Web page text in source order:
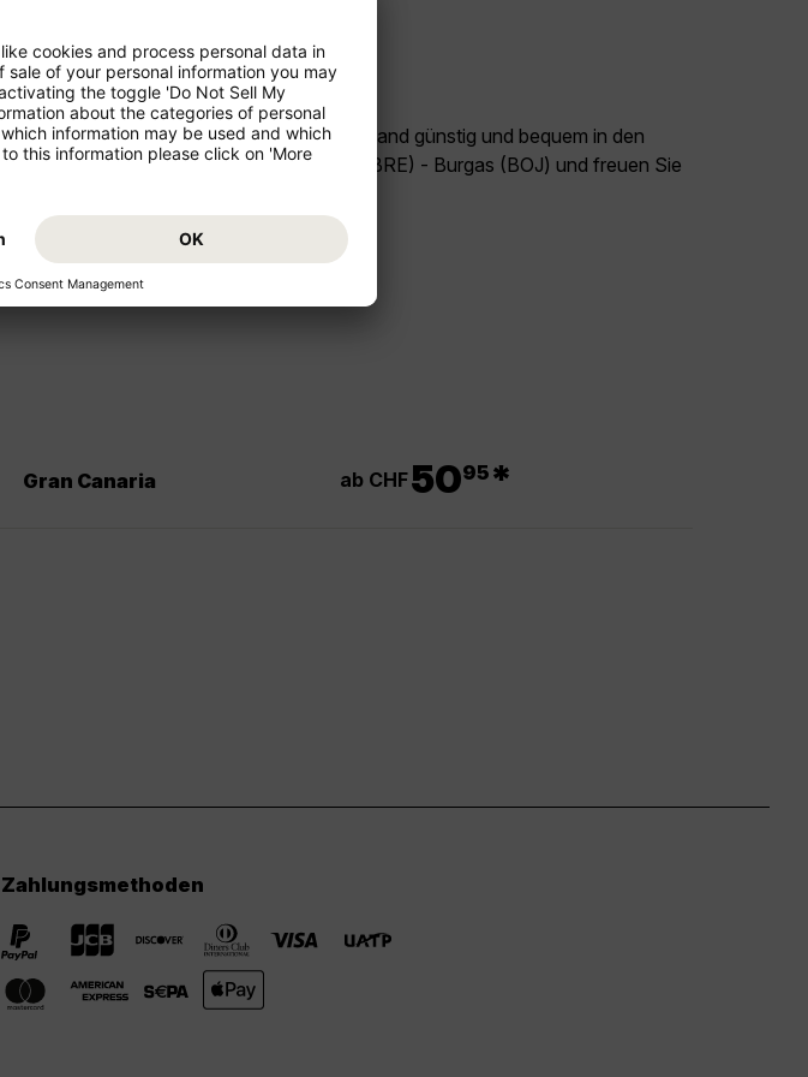
Starten Sie von Ihrem Abflugsland Deutschland günstig und bequem in den
Urlaub. Buchen Sie jetzt den Flug Bremen (BRE) - Burgas (BOJ) und freuen Sie
Gran Canaria ab CHF5095 *
Zahlungsmethoden